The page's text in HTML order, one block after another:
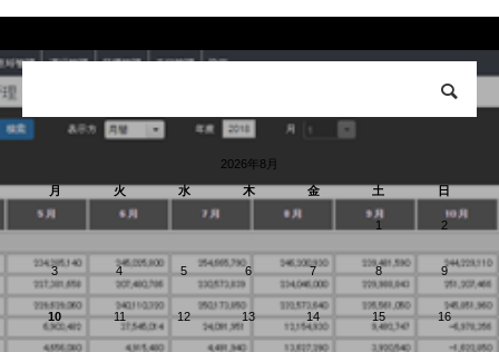
2026年8月
月
火 水 木 金 土 日
1 2
3 4 5 6 7 8 9
10 11 12 13 14 15 16